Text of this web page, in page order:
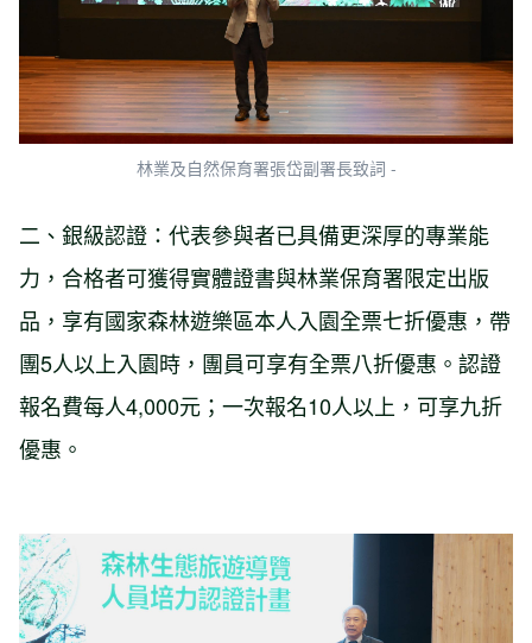
林業及自然保育署張岱副署長致詞 -
二、銀級認證：代表參與者已具備更深厚的專業能
力，合格者可獲得實體證書與林業保育署限定出版
品，享有國家森林遊樂區本人入園全票七折優惠，帶
團5人以上入園時，團員可享有全票八折優惠。認證
報名費每人4,000元；一次報名10人以上，可享九折
優惠。